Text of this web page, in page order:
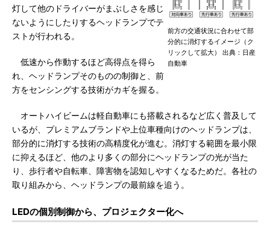
前方の交通状況に合わせて部
分的に消灯するイメージ（ク
リックして拡大） 出典：日産
自動車
灯して他のドライバーがまぶしさを感じ
ないようにしたりするヘッドランプでテ
ストが行われる。
低速から作動するほど高得点を得ら
れ、ヘッドランプそのものの制御と、前
方をセンシングする技術がカギを握る。
オートハイビームは軽自動車にも搭載されるなど広く普及して
いるが、プレミアムブランドや上位車種向けのヘッドランプは、
部分的に消灯する技術の高精度化が進む。消灯する範囲を最小限
に抑えるほど、他のより多くの部分にヘッドランプの光が当た
り、歩行者や自転車、障害物を認知しやすくなるためだ。各社の
取り組みから、ヘッドランプの最前線を追う。
LEDの個別制御から、プロジェクター化へ